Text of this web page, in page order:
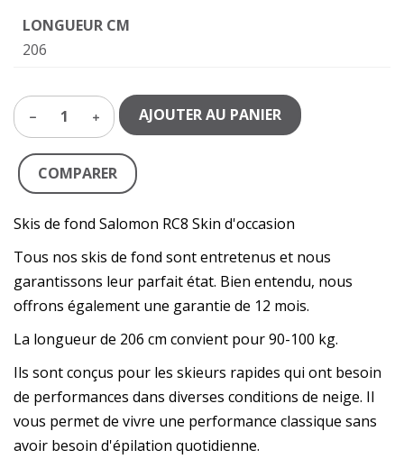
LONGUEUR CM
206
1 AJOUTER AU PANIER
COMPARER
Skis de fond Salomon RC8 Skin d'occasion
Tous nos skis de fond sont entretenus et nous
garantissons leur parfait état. Bien entendu, nous
offrons également une garantie de 12 mois.
La longueur de 206 cm convient pour 90-100 kg.
Ils sont conçus pour les skieurs rapides qui ont besoin
de performances dans diverses conditions de neige. Il
vous permet de vivre une performance classique sans
avoir besoin d'épilation quotidienne.